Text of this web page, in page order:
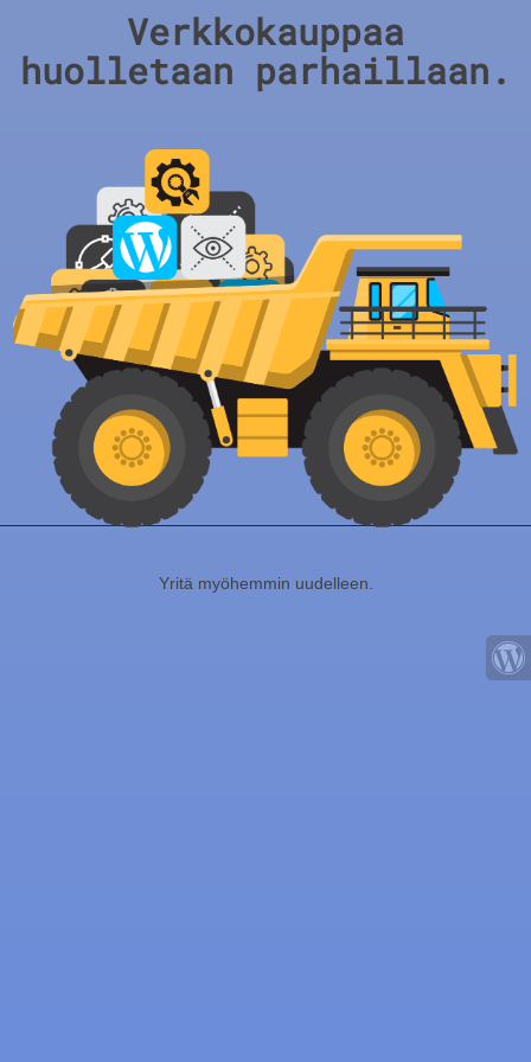
Verkkokauppaa
huolletaan parhaillaan.
Yritä myöhemmin uudelleen.